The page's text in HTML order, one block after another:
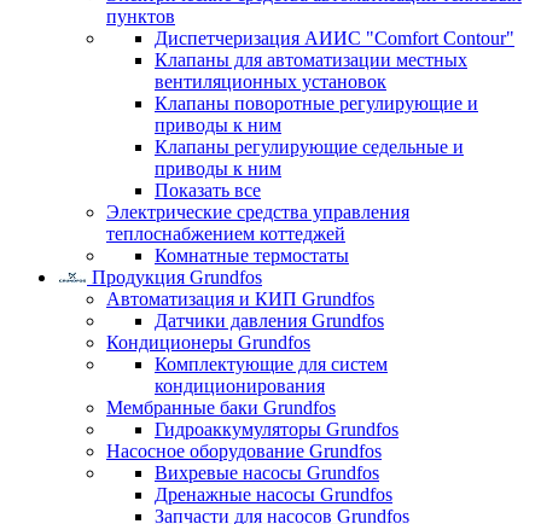
пунктов
Диспетчеризация АИИС "Comfort Contour"
Клапаны для автоматизации местных
вентиляционных установок
Клапаны поворотные регулирующие и
приводы к ним
Клапаны регулирующие седельные и
приводы к ним
Показать все
Электрические средства управления
теплоснабжением коттеджей
Комнатные термостаты
Продукция Grundfos
Автоматизация и КИП Grundfos
Датчики давления Grundfos
Кондиционеры Grundfos
Комплектующие для систем
кондиционирования
Мембранные баки Grundfos
Гидроаккумуляторы Grundfos
Насосное оборудование Grundfos
Вихревые насосы Grundfos
Дренажные насосы Grundfos
Запчасти для насосов Grundfos